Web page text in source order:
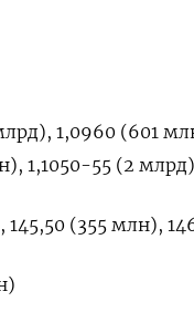
1,0960 (601
1,1050-55 (2 млрд)
145,50 (355 млн),